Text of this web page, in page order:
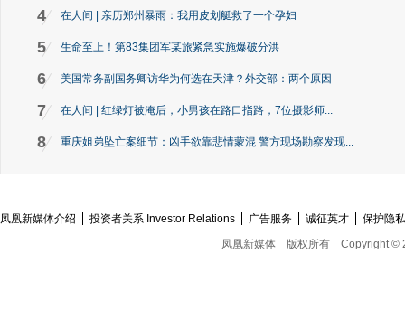
4 在人间 | 亲历郑州暴雨：我用皮划艇救了一个孕妇
5 生命至上！第83集团军某旅紧急实施爆破分洪
6 美国常务副国务卿访华为何选在天津？外交部：两个原因
7 在人间 | 红绿灯被淹后，小男孩在路口指路，7位摄影师...
8 重庆姐弟坠亡案细节：凶手欲靠悲情蒙混 警方现场勘察发现...
凤凰新媒体介绍 投资者关系 Investor Relations 广告服务 诚征英才
保护隐
凤凰新媒体
版权所有 Copyright ©